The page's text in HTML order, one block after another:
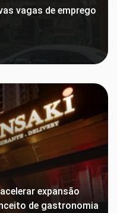
vagas de emprego
expansão
de gastronomia